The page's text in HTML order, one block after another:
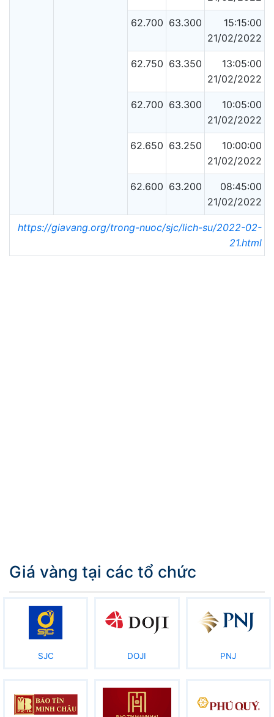
62.700 63.300
15:15:00
21/02/2022
62.750 63.350
13:05:00
21/02/2022
62.700 63.300
10:05:00
21/02/2022
62.650 63.250
10:00:00
21/02/2022
62.600 63.200
08:45:00
21/02/2022
https://giavang.org/trong-nuoc/sjc/lich-su/2022-02-
21.html
Giá vàng tại các tổ chức
SJC DOJI PNJ